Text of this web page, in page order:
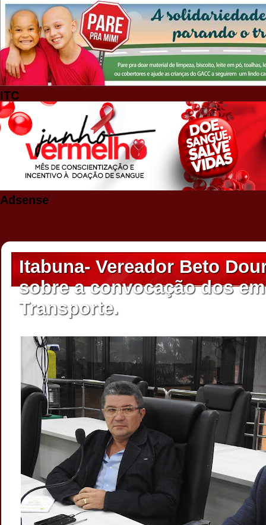
ITC
Adsense
Itabuna- Vereador Beto
sobre a convocação dos
Transporte.